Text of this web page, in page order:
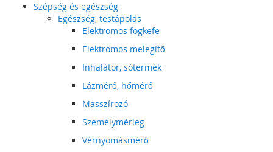
Szépség és egészség
Egészség, testápolás
Elektromos fogkefe
Elektromos melegítő
Inhalátor, sótermék
Lázmérő, hőmérő
Masszírozó
Személymérleg
Vérnyomásmérő